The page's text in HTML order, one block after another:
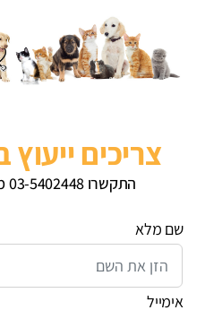
צריכים
התקשרו 03-5402448 מלאו את הטופס ושילחו
שם מלא
אימייל